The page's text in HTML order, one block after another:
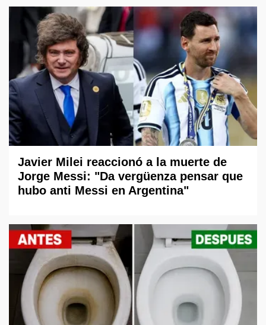
Javier Milei reaccionó a la muerte de
Jorge Messi: "Da vergüenza pensar que
hubo anti Messi en Argentina"